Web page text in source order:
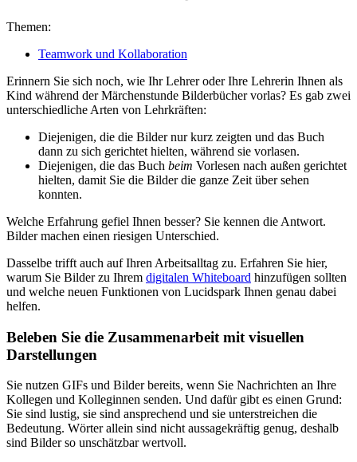
Themen:
Teamwork und Kollaboration
Erinnern Sie sich noch, wie Ihr Lehrer oder Ihre Lehrerin Ihnen als
Kind während der Märchenstunde Bilderbücher vorlas? Es gab zwei
unterschiedliche Arten von Lehrkräften:
Diejenigen, die die Bilder nur kurz zeigten und das Buch
dann zu sich gerichtet hielten, während sie vorlasen.
Diejenigen, die das Buch beim Vorlesen nach außen gerichtet
hielten, damit Sie die Bilder die ganze Zeit über sehen
konnten.
Welche Erfahrung gefiel Ihnen besser? Sie kennen die Antwort.
Bilder machen einen riesigen Unterschied.
Dasselbe trifft auch auf Ihren Arbeitsalltag zu. Erfahren Sie hier,
warum Sie Bilder zu Ihrem digitalen Whiteboard hinzufügen sollten
und welche neuen Funktionen von Lucidspark Ihnen genau dabei
helfen.
Beleben Sie die Zusammenarbeit mit visuellen
Darstellungen
Sie nutzen GIFs und Bilder bereits, wenn Sie Nachrichten an Ihre
Kollegen und Kolleginnen senden. Und dafür gibt es einen Grund:
Sie sind lustig, sie sind ansprechend und sie unterstreichen die
Bedeutung. Wörter allein sind nicht aussagekräftig genug, deshalb
sind Bilder so unschätzbar wertvoll.